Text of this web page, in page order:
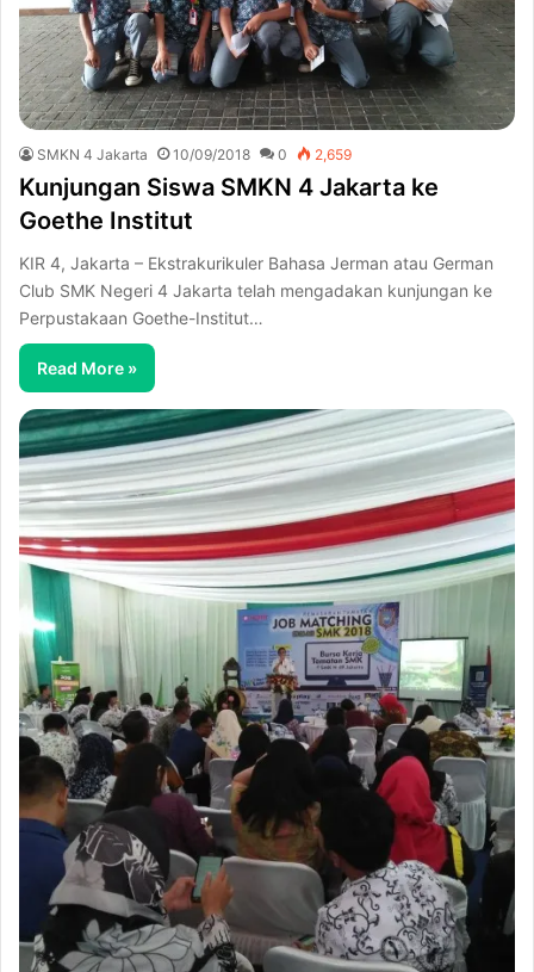
SMKN 4 Jakarta 10/09/2018 0 2,659
Kunjungan Siswa SMKN 4 Jakarta ke
Goethe Institut
KIR 4, Jakarta – Ekstrakurikuler Bahasa Jerman atau German
Club SMK Negeri 4 Jakarta telah mengadakan kunjungan ke
Perpustakaan Goethe-Institut…
Read More »